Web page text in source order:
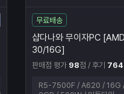
무료배송
샵다나와 무이자PC
30/16G]
판매점 평가 98점 / 후기 764
R5-7500F / A620 / 16G